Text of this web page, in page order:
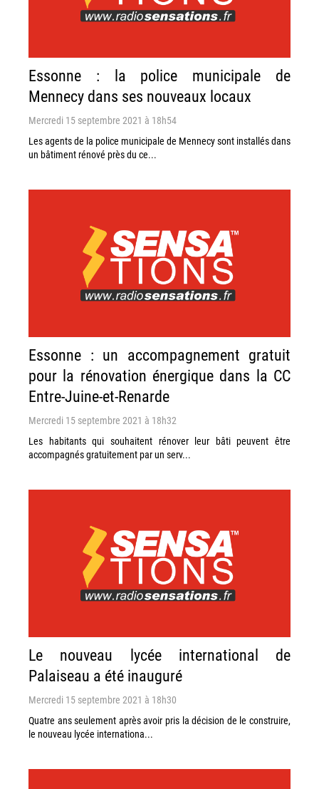
Essonne : la police municipale de
Mennecy dans ses nouveaux locaux
Mercredi 15 septembre 2021 à 18h54
Les agents de la police municipale de Mennecy sont installés dans
un bâtiment rénové près du ce...
Essonne : un accompagnement gratuit
pour la rénovation énergique dans la CC
Entre-Juine-et-Renarde
Mercredi 15 septembre 2021 à 18h32
Les habitants qui souhaitent rénover leur bâti peuvent être
accompagnés gratuitement par un serv...
Le nouveau lycée international de
Palaiseau a été inauguré
Mercredi 15 septembre 2021 à 18h30
Quatre ans seulement après avoir pris la décision de le construire,
le nouveau lycée internationa...